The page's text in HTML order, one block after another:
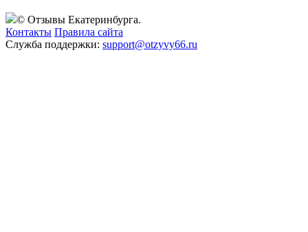
© Отзывы Екатеринбурга.
Контакты Правила сайта
Служба поддержки: support@otzyvy66.ru